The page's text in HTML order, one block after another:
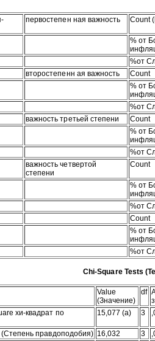
первостепен ная важность Count
% от
%от
второстепенн ая важность
Count
% от
%от
важность третьей степени
Count
% от
%от
важность четвертой
степени
Count
% от
%от
Count
% от
%от
Chi-Square Tests
Value
(Значение)
df
хи-квадрат по
15,077 (а) 3
правдоподобия) 16,032 3